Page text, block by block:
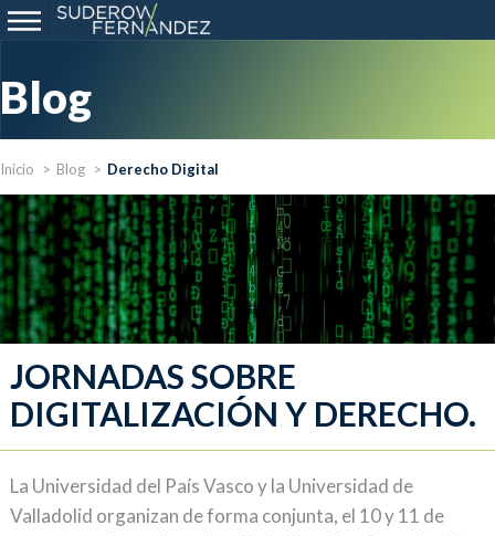
Blog
Inicio Blog Derecho Digital
JORNADAS SOBRE
DIGITALIZACIÓN Y DERECHO.
La Universidad del País Vasco y la Universidad de
Valladolid organizan de forma conjunta, el 10 y 11 de